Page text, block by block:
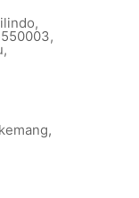
,
,
,
,